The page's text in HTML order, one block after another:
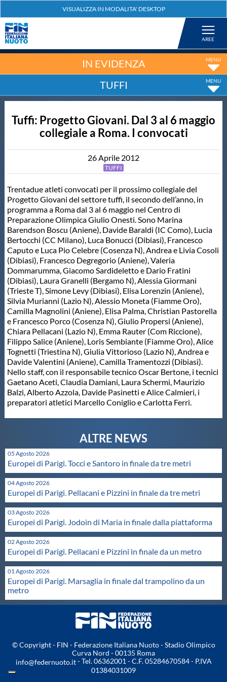
Nuoto
Tuffi
Salvamento
Master
Formazione
GUG
Scuole Nuoto
Propaganda
Centri Federali
Protezione Civile
Qualità
Sostenibilità
Privacy
Cookie Policy
Flash News
IN EVIDENZA
TUFFI
Tuffi: Progetto Giovani. Dal 3 al 6 maggio
collegiale a Roma. I convocati
26Aprile 2012
TUFFI
Trentadue atleti convocati per il prossimo collegiale del
Progetto Giovani del settore tuffi, il secondo dell’anno, in
programma a Roma dal 3 al 6 maggio nel Centro di
Preparazione Olimpica Giulio Onesti. Sono Marina
Barendson Boscu (Aniene), Davide Baraldi (IC Como), Lucia
Bertocchi (CC Milano), Luca Bonucci (Dibiasi), Francesco
Caputo e Luca Pio Celebre (Cosenza N), Andrea e Livia Cosoli
(Dibiasi), Francesco Degregorio (Aniene), Valeria
Dommarumma, Giacomo Sardideletto e Dario Fratini
(Dibiasi), Laura Granelli (Bergamo N), Alessia Giormani
(Trieste T), Simone Levy (Dibiasi), Elisa Lorenzin (Aniene),
Silvia Murianni (Lazio N), Alessio Moneta (Fiamme Oro),
Camilla Magnolini (Aniene), Elisa Palma, Christian Pastorella
e Francesco Porco (Cosenza N), Giulio Propersi (Aniene),
Chiara Pellacani (Lazio N), Emma Rauter (Com Riccione),
Filippo Salice (Aniene), Loris Sembiante (Fiamme Oro), Alice
Tognetti (Triestina N), Giulia Vittorioso (Lazio N), Andrea e
Davide Valentini (Aniene), Camilla Tramentozzi (Dibiasi).
Nello staff, con il responsabile tecnico Oscar Bertone, i tecnici
Gaetano Aceti, Claudia Damiani, Laura Schermi, Maurizio
Balzi, Alberto Azzola, Davide Pasinetti e Alice Calmieri, i
preparatori atletici Marcello Coniglio e Carlotta Ferri.
05 Agosto 2026
Europei di Parigi. Tocci e Santoro in finale da tre metri
04 Agosto 2026
Europei di Parigi. Pellacani e Pizzini in finale da tre metri
03 Agosto 2026
Europei di Parigi. Jodoin di Maria in finale dalla piattaforma
02 Agosto 2026
Europei di Parigi. Pellacani e Pizzini in finale da un metro
01 Agosto 2026
Europei di Parigi. Marsaglia in finale dal trampolino da un
metro
© Copyright - FIN - Federazione Italiana Nuoto - Stadio Olimpico
Curva Nord - 00135 Roma
info@federnuoto.it- Tel. 06362001 - C.F. 05284670584 - P.IVA
01384031009